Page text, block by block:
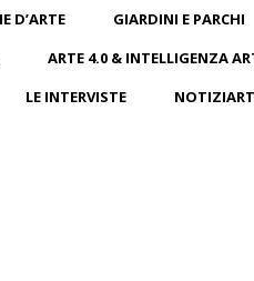
D’ARTE GIARDINI E PARCHI
ARTE 4.0 & INTELLIGENZA
LE INTERVISTE